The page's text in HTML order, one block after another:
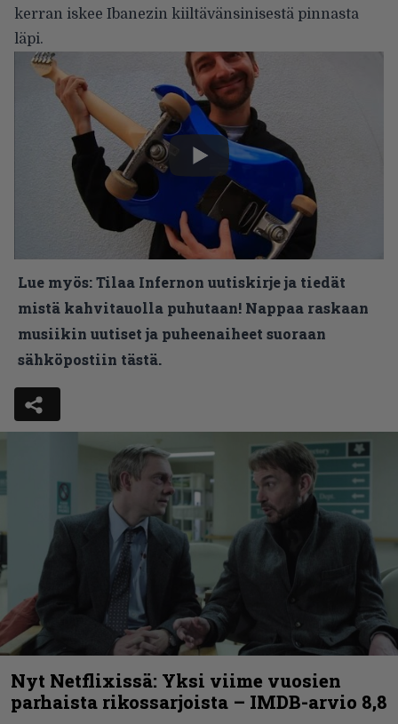
kerran iskee Ibanezin kiiltävänsinisestä pinnasta
läpi.
Lue myös:Tilaa Infernon uutiskirje ja tiedät
mistä kahvitauolla puhutaan! Nappaa raskaan
musiikin uutiset ja puheenaiheet suoraan
sähköpostiin tästä.
Nyt Netflixissä: Yksi viime vuosien
parhaista rikossarjoista – IMDB-arvio 8,8